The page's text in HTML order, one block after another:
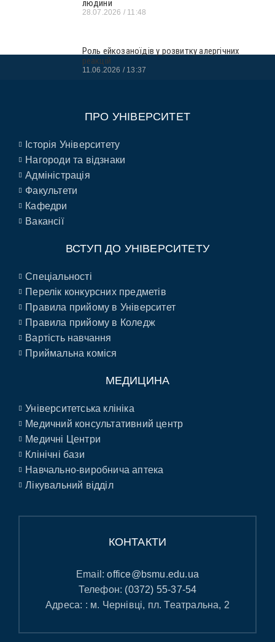
людини
28.07.2026 11:48
Роль ейкозаноїдів у розвитку алергічних
реакцій
11.06.2026 13:37
ПРО УНІВЕРСИТЕТ
Історія Університету
Нагороди та відзнаки
Адміністрація
Факультети
Кафедри
Вакансії
ВСТУП ДО УНІВЕРСИТЕТУ
Спеціальності
Перелік конкурсних предметів
Правила прийому в Університет
Правила прийому в Коледж
Вартість навчання
Приймальна коміся
МЕДИЦИНА
Університетська клініка
Медичний консультативний центр
Медичні Центри
Клінічні бази
Навчально-виробнича аптека
Лікувальний відділ
КОНТАКТИ
Email:office@bsmu.edu.ua
Телефон: (0372) 55-37-54
Адреса: : м. Чернівці, пл. Театральна, 2